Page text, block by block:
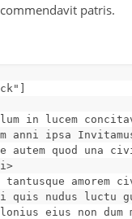
patris.
]
in lucem
anni ipsa
autem quod una
amorem
quis nudus luctu
eius non dum